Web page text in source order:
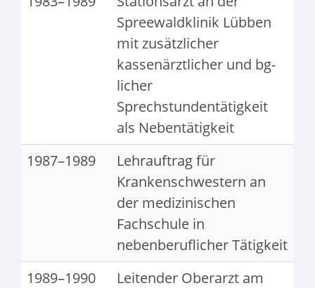
Spreewaldklinik Lübben
mit zusätzlicher
kassenärztlicher und bg-
licher
Sprechstundentätigkeit
als Nebentätigkeit
1987–1989
Lehrauftrag für
Krankenschwestern an
der medizinischen
Fachschule in
nebenberuflicher Tätigkeit
1989–1990
Leitender Oberarzt am